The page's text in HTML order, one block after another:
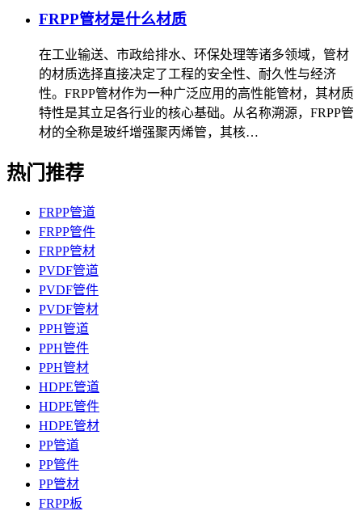
FRPP管材是什么材质
在工业输送、市政给排水、环保处理等诸多领域，管材
的材质选择直接决定了工程的安全性、耐久性与经济
性。FRPP管材作为一种广泛应用的高性能管材，其材质
特性是其立足各行业的核心基础。从名称溯源，FRPP管
材的全称是玻纤增强聚丙烯管，其核…
热门推荐
FRPP管道
FRPP管件
FRPP管材
PVDF管道
PVDF管件
PVDF管材
PPH管道
PPH管件
PPH管材
HDPE管道
HDPE管件
HDPE管材
PP管道
PP管件
PP管材
FRPP板